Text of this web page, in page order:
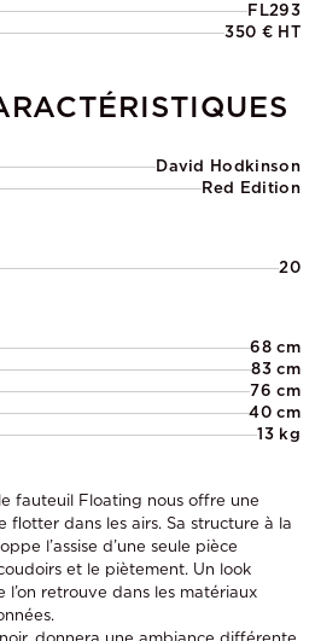
FL293
350 € HT
David Hodkinson
Red Edition
20
68 cm
83 cm
76 cm
40 cm
13 kg
fauteuil Floating nous offre une
flotter dans les airs. Sa structure à la
l’assise d’une seule pièce
et le piètement. Un look
l’on retrouve dans les matériaux